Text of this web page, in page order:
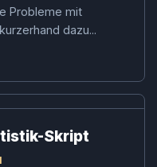
Probleme mit
dazu...
Skript